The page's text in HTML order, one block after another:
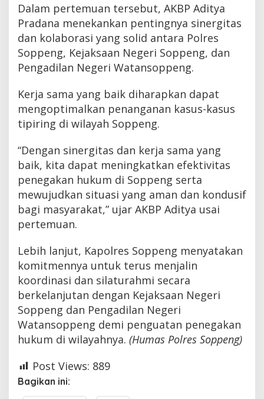
Dalam pertemuan tersebut, AKBP Aditya
Pradana menekankan pentingnya sinergitas
dan kolaborasi yang solid antara Polres
Soppeng, Kejaksaan Negeri Soppeng, dan
Pengadilan Negeri Watansoppeng.
Kerja sama yang baik diharapkan dapat
mengoptimalkan penanganan kasus-kasus
tipiring di wilayah Soppeng.
“Dengan sinergitas dan kerja sama yang
baik, kita dapat meningkatkan efektivitas
penegakan hukum di Soppeng serta
mewujudkan situasi yang aman dan kondusif
bagi masyarakat,” ujar AKBP Aditya usai
pertemuan.
Lebih lanjut, Kapolres Soppeng menyatakan
komitmennya untuk terus menjalin
koordinasi dan silaturahmi secara
berkelanjutan dengan Kejaksaan Negeri
Soppeng dan Pengadilan Negeri
Watansoppeng demi penguatan penegakan
hukum di wilayahnya. (Humas Polres Soppeng)
Post Views: 889
Bagikan ini: